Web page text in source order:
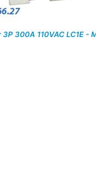
300A 110VAC LC1E -